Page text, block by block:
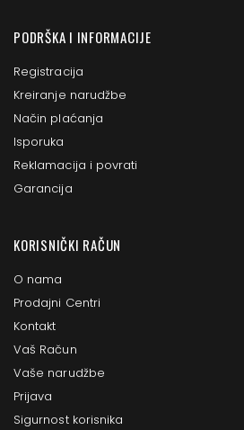
PODRŠKA I INFORMACIJE
Registracija
Kreiranje narudžbe
Način plaćanja
Isporuka
Reklamacija i povrati
Garancija
KORISNIČKI RAČUN
O nama
Prodajni Centri
Kontakt
Vaš Račun
Vaše narudžbe
Prijava
Sigurnost korisnika